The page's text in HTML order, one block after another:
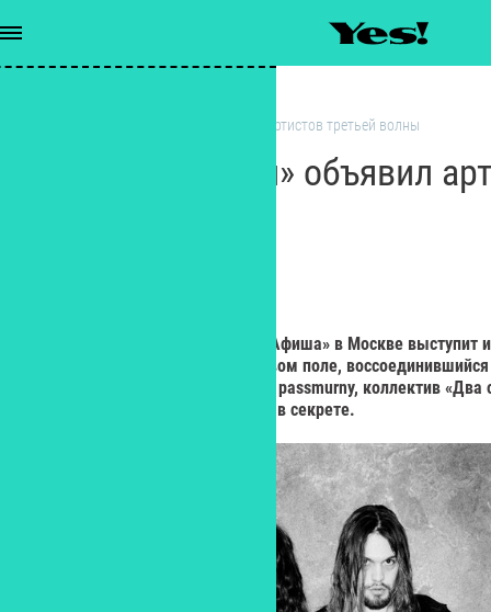
«Пикник Афиши» объявил артистов третьей волны
«Пикник Афиши» объявил
20 июня на фестивале «Пикник Афиша» в Москве выступит
исполнительница Элли на маковом поле,
герои меланхоличного поп-рока passmurny, коллектив
имя организаторы пока держат в секрете.